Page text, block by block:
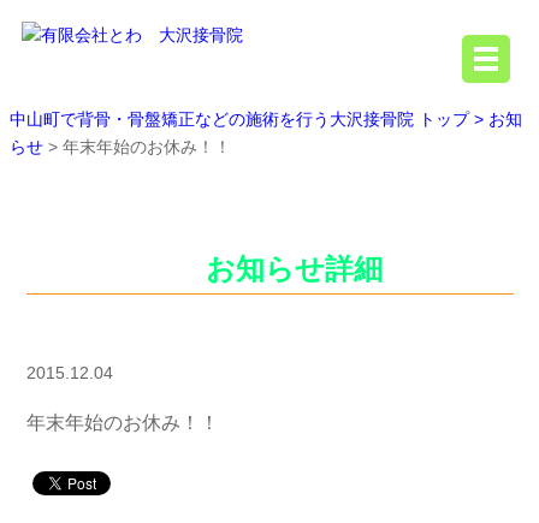
中山町で背骨・骨盤矯正などの施術を行う大沢接骨院 トップ > お知
らせ > 年末年始のお休み！！
お知らせ詳細
2015.12.04
年末年始のお休み！！